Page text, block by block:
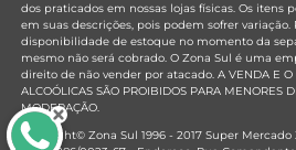
dos praticados em nossas lojas físicas. Os itens
em suas descrições, pois podem sofrer variação.
disponibilidade de estoque no momento da
mesmo não será cobrado. O Zona Sul é uma
direito de não vender por atacado. A VENDA E O
ALCOÓLICAS SÃO PROIBIDOS PARA MENORES
MODERAÇÃO.
Copyright© Zona Sul 1996 - 2017 Super Mercado